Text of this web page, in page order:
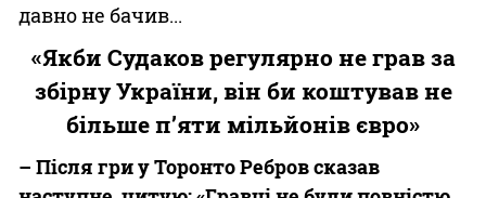
давно не бачив...
«Якби Судаков регулярно не грав за
збірну України, він би коштував не
більше п’яти мільйонів євро»
– Після гри у Торонто Ребров сказав